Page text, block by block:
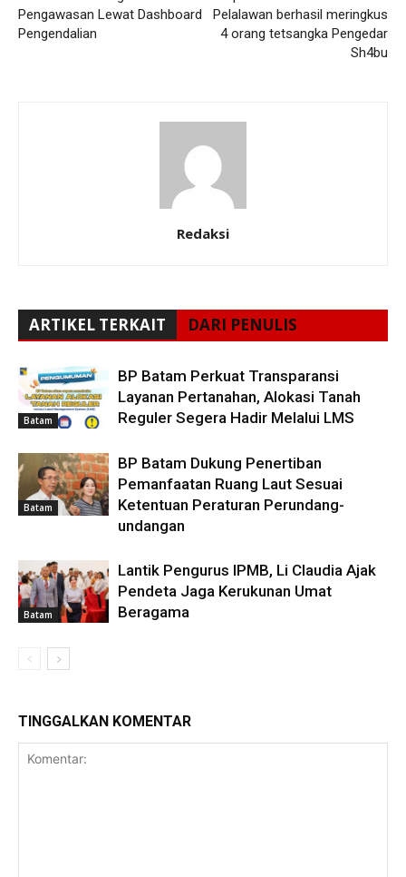
Pengawasan Lewat Dashboard
Pengendalian
Pelalawan berhasil meringkus
4 orang tetsangka Pengedar
Sh4bu
Redaksi
ARTIKEL TERKAIT DARI PENULIS
Batam
BP Batam Perkuat Transparansi
Layanan Pertanahan, Alokasi Tanah
Reguler Segera Hadir Melalui LMS
Batam
BP Batam Dukung Penertiban
Pemanfaatan Ruang Laut Sesuai
Ketentuan Peraturan Perundang-
undangan
Batam
Lantik Pengurus IPMB, Li Claudia Ajak
Pendeta Jaga Kerukunan Umat
Beragama
TINGGALKAN KOMENTAR